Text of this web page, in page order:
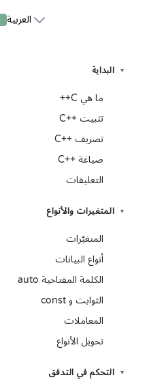
العربية
▾ البداية
ما هي C++
تثبيت ++C
تصريف ++C
صياغة C++‎
التعليقات
▾ المتغيرات والأنواع
المتغيّرات
أنواع البيانات
الكلمة المفتاحية auto
الثوابت و const
المعاملات
تحويل الأنواع
▾ التحكم في التدفق